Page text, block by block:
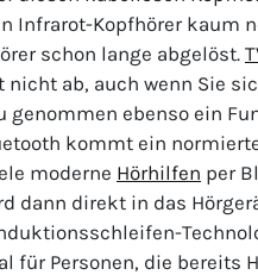
Infrarot-Kopfhörer kaum
schon lange abgelöst.
ab, auch wenn Sie
genommen ebenso ein
kommt ein
moderne Hörhilfen per
dann direkt in das
für Personen, die